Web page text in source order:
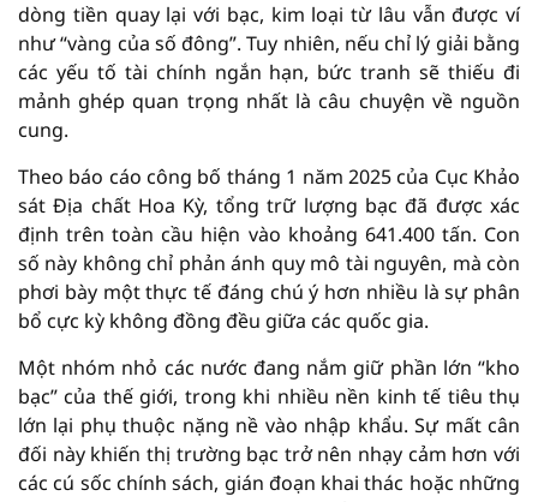
dòng tiền quay lại với bạc, kim loại từ lâu vẫn được ví
như “vàng của số đông”. Tuy nhiên, nếu chỉ lý giải bằng
các yếu tố tài chính ngắn hạn, bức tranh sẽ thiếu đi
mảnh ghép quan trọng nhất là câu chuyện về nguồn
cung.
Theo báo cáo công bố tháng 1 năm 2025 của Cục Khảo
sát Địa chất Hoa Kỳ, tổng trữ lượng bạc đã được xác
định trên toàn cầu hiện vào khoảng 641.400 tấn. Con
số này không chỉ phản ánh quy mô tài nguyên, mà còn
phơi bày một thực tế đáng chú ý hơn nhiều là sự phân
bổ cực kỳ không đồng đều giữa các quốc gia.
Một nhóm nhỏ các nước đang nắm giữ phần lớn “kho
bạc” của thế giới, trong khi nhiều nền kinh tế tiêu thụ
lớn lại phụ thuộc nặng nề vào nhập khẩu. Sự mất cân
đối này khiến thị trường bạc trở nên nhạy cảm hơn với
các cú sốc chính sách, gián đoạn khai thác hoặc những